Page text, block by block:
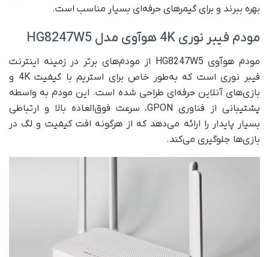
بهره ببرند و برای گیمرهای حرفه‌ای بسیار مناسب است.
مودم فیبر نوری 4K هوآوی مدل HG8247W5
مودم هوآوی HG8247W5 از مودم‌های برتر در زمینه اینترنت
فیبر نوری است که به‌طور خاص برای استریم با کیفیت 4K و
بازی‌های آنلاین حرفه‌ای طراحی شده است. این مودم به واسطه
پشتیبانی از فناوری GPON، سرعت فوق‌العاده بالا و ارتباطی
بسیار پایدار را ارائه می‌دهد که از هرگونه افت کیفیت و لگ در
بازی‌ها جلوگیری می‌کند.